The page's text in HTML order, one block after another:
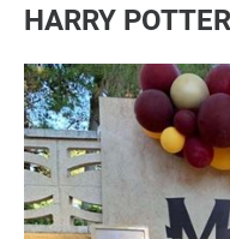
HARRY POTTER